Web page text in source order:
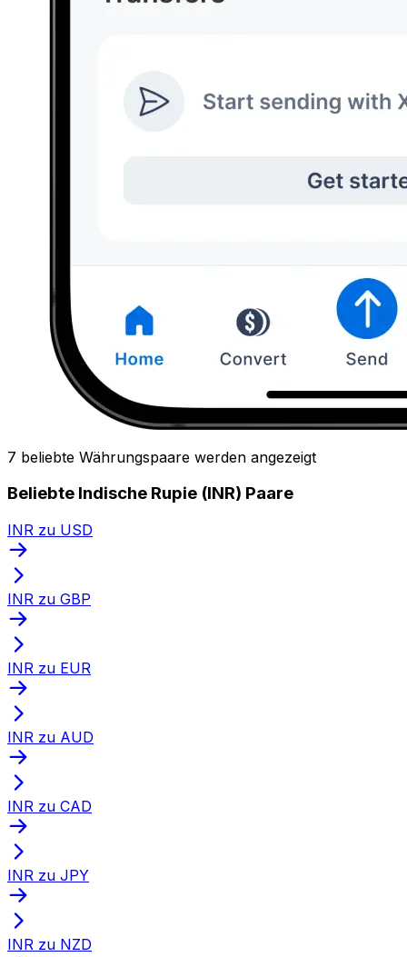
7 beliebte Währungspaare werden angezeigt
Beliebte Indische Rupie (INR) Paare
INR zu USD
INR zu GBP
INR zu EUR
INR zu AUD
INR zu CAD
INR zu JPY
INR zu NZD